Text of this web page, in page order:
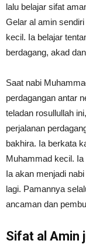
lalu belajar sifat
Gelar al amin
kecil. Ia belajar
berdagang, akad
Saat nabi
perdagangan antar
teladan rosullullah
perjalanan
bakhira. Ia berkata
Muhammad kecil.
Ia akan menjadi
lagi. Pamannya
ancaman dan
Sifat al Amin